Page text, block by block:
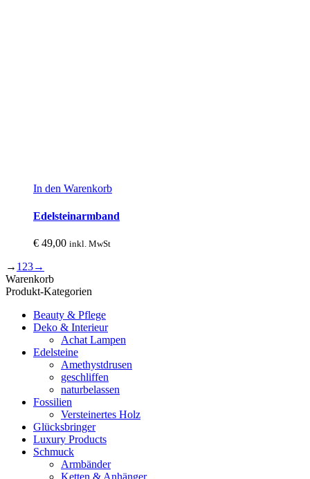
In den Warenkorb
Edelsteinarmband
€ 49,00 inkl. MwSt
→ 1 23→
Warenkorb
Produkt-Kategorien
Beauty & Pflege
Deko & Interieur
Achat Lampen
Edelsteine
Amethystdrusen
geschliffen
naturbelassen
Fossilien
Versteinertes Holz
Glücksbringer
Luxury Products
Schmuck
Armbänder
Ketten & Anhänger